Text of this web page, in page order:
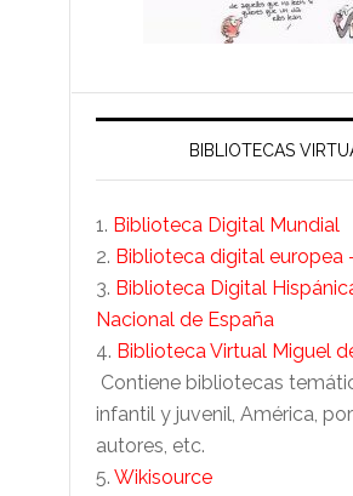
BIBLIOTECAS
1. Biblioteca Digital Mundial
2. Biblioteca digital europea
3. Biblioteca Digital
Nacional de España
4. Biblioteca Virtual Miguel
Contiene bibliotecas
infantil y juvenil, América,
autores, etc.
5. Wikisource